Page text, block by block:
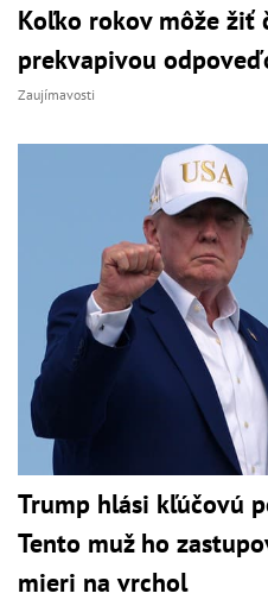
Koľko rokov môže žiť
prekvapivou
Zaujímavosti
Trump hlási kľúčovú
Tento muž ho
mieri na vrchol